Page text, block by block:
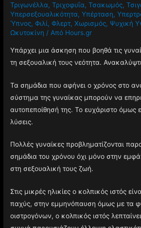
Τριγωνέλλα,Τριχοφυΐα,Τσακωμός,
Υπερσεξουαλικότητα,Υπέρταση,
Ύπνος,Φιλί,Φλερτ,Χωρισμός, Ψυχική
Ωκυτοκίνη / Από Hours.gr
Υπάρχει μια άσκηση που βοηθά τις
τη σεξουαλική τους νεότητα.
Τα σημάδια που αφήνει ο χρόνος στο
σύστημα της γυναίκας μπορούν να
αυτοπεποίθησή της. Το ευχάριστο όμως
λύσεις.
Πολλές γυναίκες προβληματίζονται
σημάδια του χρόνου όχι μόνο στην
στη σεξουαλική τους ζωή.
Στις μικρές ηλικίες ο κολπικός ιστός
παχύς, στην εμμηνόπαυση όμως με τα
οιστρογόνων, ο κολπικός ιστός